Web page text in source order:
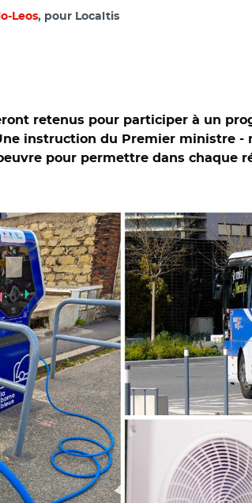
Leos, pour Localtis
retenus pour participer à un
instruction du Premier ministre -
pour permettre dans chaque